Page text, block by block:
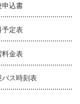
申込書
予定表
料金表
バス時刻表